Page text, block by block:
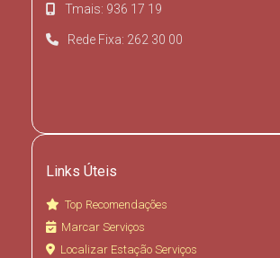
Tmais: 936 17 19
Rede Fixa: 262 30 00
Links Úteis
Top Recomendações
Marcar Serviços
Localizar Estação Serviços